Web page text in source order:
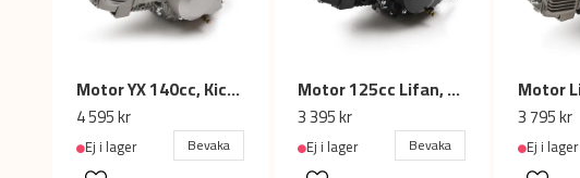
Motor YX 140cc, Kickstart Cross / Dirtbike
4 595 kr
Ej i lager Bevaka
Motor 125cc Lifan, 4 växl. kickstart
3 395 kr
Ej i lager Bevaka
3 795 kr
Ej i lager